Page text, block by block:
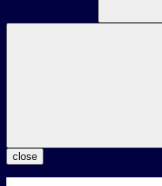
close